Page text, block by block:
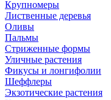
Крупномеры
Лиственные деревья
Оливы
Пальмы
Стриженные формы
Уличные растения
Фикусы и лонгифолии
Шеффлеры
Экзотические растения